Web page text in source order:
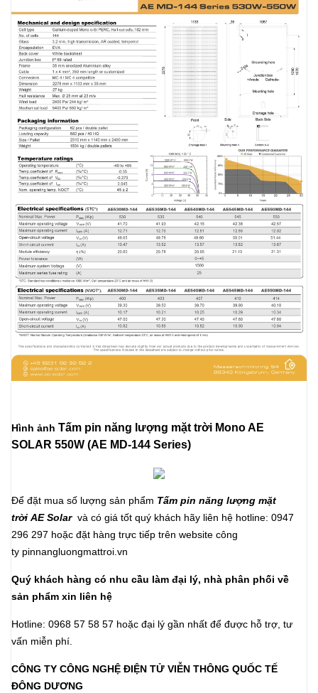
Hình ảnh Tấm pin năng lượng mặt trời Mono AE
SOLAR 550W (AE MD-144 Series)
Để đặt mua số lượng sản phẩm Tấm pin năng lượng mặt
trời AE Solar và có giá tốt quý khách hãy liên hệ hotline: 0947
296 297 hoặc đặt hàng trực tiếp trên website công
ty pinnangluongmattroi.vn
Quý khách hàng có nhu cầu làm đại lý, nhà phân phối về
sản phẩm xin liên hệ
Hotline: 0968 57 58 57 hoặc đại lý gần nhất để được hỗ trợ, tư
vấn miễn phí.
CÔNG TY CÔNG NGHỆ ĐIỆN TỬ VIỄN THÔNG QUỐC TẾ
ĐÔNG DƯƠNG